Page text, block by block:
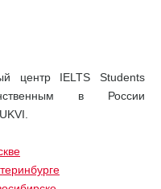
центр IELTS Students
в России